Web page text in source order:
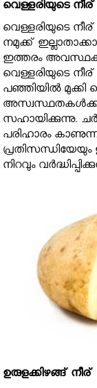
വെള്ളരിയുടെ നീര്
വെള്ളരിയുടെ
നമുക്ക്
ഇത്തരം
വെള്ളരിയുടെ
പഞ്ഞിയില്‍ മുക്കി
അസ്വസ്ഥതകള്‍ക്ക്
സഹായിക്കുന്നു.
പരിഹാരം
പ്രതിസന്ധിയേയും
നിറവും
ഉരുളക്കിഴങ്ങ് നീര്